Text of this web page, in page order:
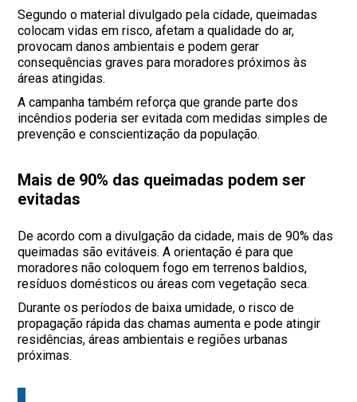
Segundo o material divulgado pela cidade, queimadas
colocam vidas em risco, afetam a qualidade do ar,
provocam danos ambientais e podem gerar
consequências graves para moradores próximos às
áreas atingidas.
A campanha também reforça que grande parte dos
incêndios poderia ser evitada com medidas simples de
prevenção e conscientização da população.
Mais de 90% das queimadas podem ser
evitadas
De acordo com a divulgação da cidade, mais de 90% das
queimadas são evitáveis. A orientação é para que
moradores não coloquem fogo em terrenos baldios,
resíduos domésticos ou áreas com vegetação seca.
Durante os períodos de baixa umidade, o risco de
propagação rápida das chamas aumenta e pode atingir
residências, áreas ambientais e regiões urbanas
próximas.